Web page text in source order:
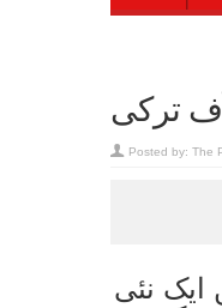
ترکی
Posted by: The
نئی